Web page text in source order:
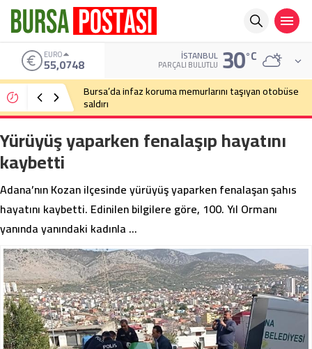
ALTIN
6.623,43 İSTANBUL
PARÇALI BULUTLU 30°C
Bursa’da cadde ortasında bıçaklı kavga
Yürüyüş yaparken fenalaşıp hayatını
kaybetti
Adana’nın Kozan ilçesinde yürüyüş yaparken fenalaşan şahıs
hayatını kaybetti. Edinilen bilgilere göre, 100. Yıl Ormanı
yanında yanındaki kadınla …